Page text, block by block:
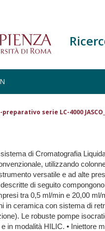
preparativo serie LC-4000
di Cromatografia
utilizzando
versatile e ad alte
di seguito
tra 0,5 ml/min e 20,00
in ceramica con sistema di
Le robuste pompe
in modalità HILIC. • Iniettore